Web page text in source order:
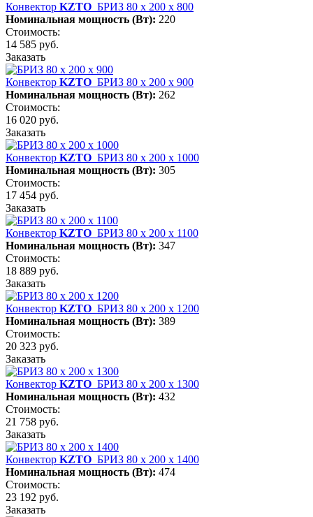
Конвектор KZTO БРИЗ 80 х 200 х 800
Номинальная мощность (Вт): 220
Стоимость:
14 585 руб.
Заказать
Конвектор KZTO БРИЗ 80 х 200 х 900
Номинальная мощность (Вт): 262
Стоимость:
16 020 руб.
Заказать
Конвектор KZTO БРИЗ 80 х 200 х 1000
Номинальная мощность (Вт): 305
Стоимость:
17 454 руб.
Заказать
Конвектор KZTO БРИЗ 80 х 200 х 1100
Номинальная мощность (Вт): 347
Стоимость:
18 889 руб.
Заказать
Конвектор KZTO БРИЗ 80 х 200 х 1200
Номинальная мощность (Вт): 389
Стоимость:
20 323 руб.
Заказать
Конвектор KZTO БРИЗ 80 х 200 х 1300
Номинальная мощность (Вт): 432
Стоимость:
21 758 руб.
Заказать
Конвектор KZTO БРИЗ 80 х 200 х 1400
Номинальная мощность (Вт): 474
Стоимость:
23 192 руб.
Заказать